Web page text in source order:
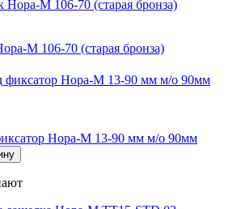
М 106-70 (старая бронза)
Нора-М 13-90 мм м/о 90мм